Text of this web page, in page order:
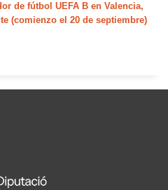
de fútbol UEFA B en Valencia,
(comienzo el 20 de septiembre)